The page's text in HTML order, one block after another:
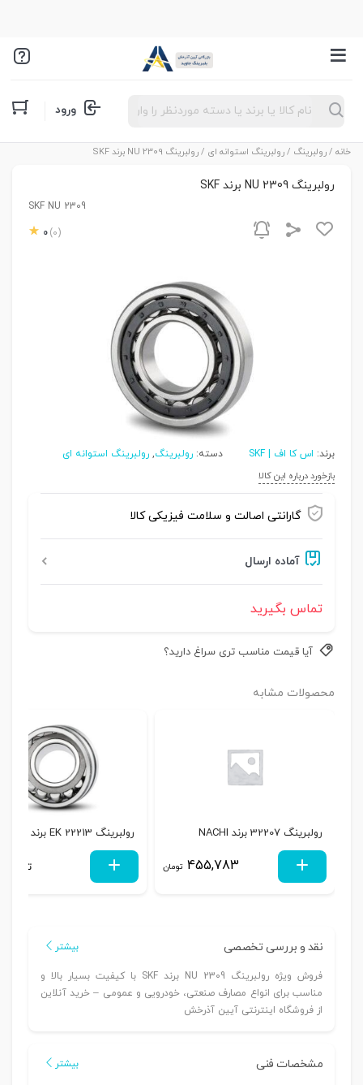
Products
search ورود
خانه /رولبرینگ /رولبرینگ استوانه ای / رولبرینگ NU 2309 برند SKF
رولبرینگ NU 2309 برند SKF
SKF NU 2309
0 (0)
برند: اس کا اف | SKF دسته: رولبرینگ, رولبرینگ استوانه ای
بازخورد درباره این کالا
گارانتی اصالت و سلامت فیزیکی کالا
آماده ارسال
تماس بگیرید
آیا قیمت مناسب تری سراغ دارید؟
محصولات مشابه
رولبرینگ 32207 برند NACHI
455,783 تومان
رولبرینگ 22213 EK برند SKF
تماس
نقد و بررسی تخصصی بیشتر
فروش ویژه رولبرینگ NU 2309 برند SKF با کیفیت بسیار بالا و
مناسب برای انواع مصارف صنعتی، خودرویی و عمومی – خرید آنلاین
از فروشگاه اینترنتی آیین آذرخش
مشخصات فنی بیشتر